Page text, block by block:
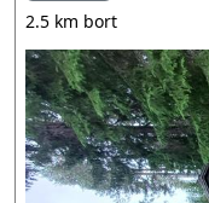
2.5 km bort